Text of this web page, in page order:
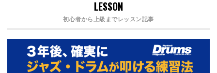
LESSON
初心者から上級までレッスン記事